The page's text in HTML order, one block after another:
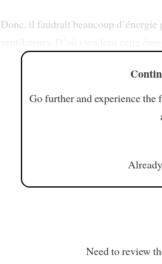
Donc, il faudrait beaucoup
Go further and experience
Need to review